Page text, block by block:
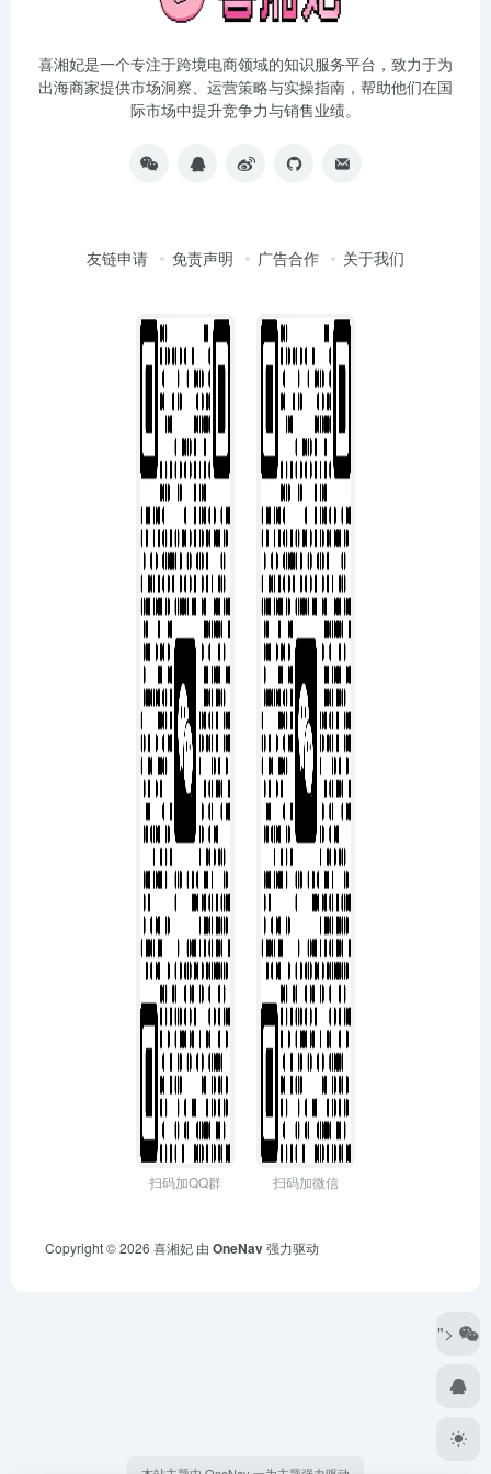
喜湘妃是一个专注于跨境电商领域的知识服务平台，致力于为
出海商家提供市场洞察、运营策略与实操指南，帮助他们在国
际市场中提升竞争力与销售业绩。
友链申请 免责声明 广告合作 关于我们
扫码加QQ群 扫码加微信
Copyright © 2026 喜湘妃 由 OneNav强力驱动
">